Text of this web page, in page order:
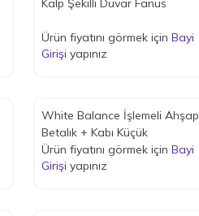
Kalp Şekilli Duvar Fanus
Ürün fiyatını görmek için Bayi
Girişi yapınız
White Balance İşlemeli Ahşap
Betalık + Kabı Küçük
Ürün fiyatını görmek için Bayi
Girişi yapınız